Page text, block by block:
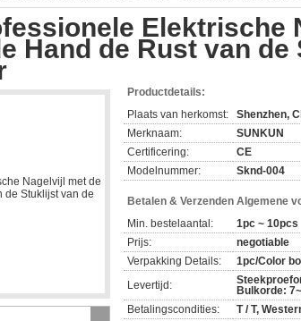
Elektrische
Hand de Rust van
Productdetails:
Plaats van herkomst:
Shenzhen,
Merknaam:
SUNKUN
Certificering:
CE
Modelnummer:
Sknd-004
Betalen & Verzenden Algemene
Min. bestelaantal:
1pc ~ 10pcs
Prijs:
negotiable
Verpakking Details:
1pc/Color
Levertijd:
Bulkorde:
Betalingscondities:
T / T,